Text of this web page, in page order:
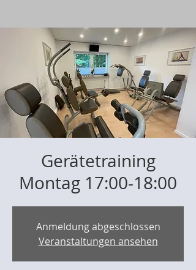
Gerätetraining
Montag 17:00-18:00
Anmeldung abgeschlossen
Veranstaltungen ansehen